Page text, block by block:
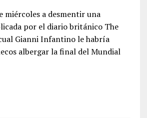
miércoles a desmentir una
por el diario británico The
Gianni Infantino le habría
albergar la final del Mundial